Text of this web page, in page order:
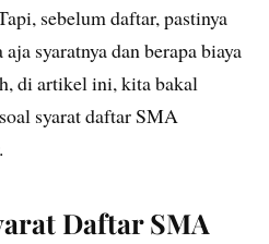
sebelum daftar, pastinya
syaratnya dan berapa biaya
di artikel ini, kita bakal
syarat daftar SMA
Daftar SMA